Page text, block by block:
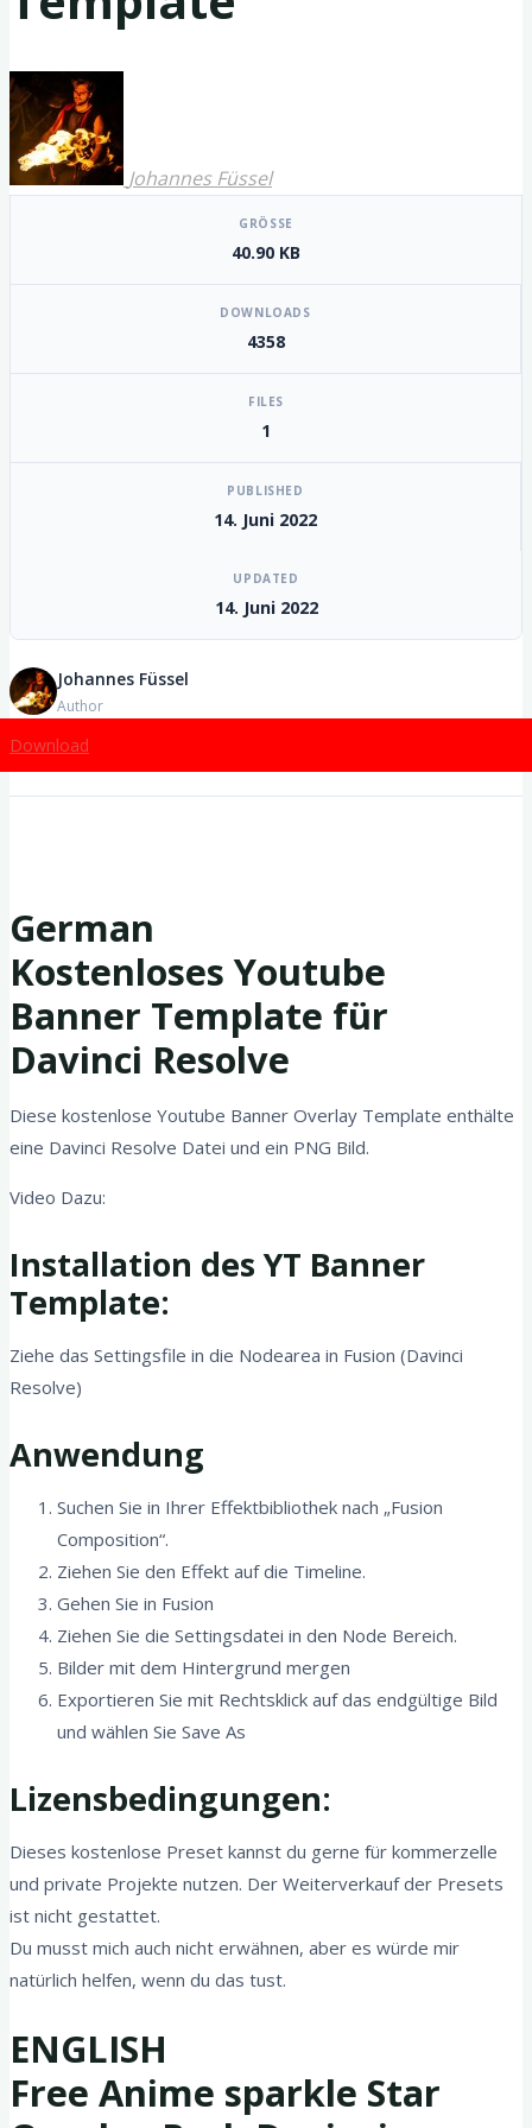
Johannes Füssel
[video_player_1200x800]
GRÖSSE
40.90 KB
DOWNLOADS
4358
FILES
1
PUBLISHED
14. Juni 2022
UPDATED
14. Juni 2022
Johannes Füssel
Author
Download
German
Kostenloses Youtube
Banner Template für
Davinci Resolve
Diese kostenlose Youtube Banner Overlay Template enthälte
eine Davinci Resolve Datei und ein PNG Bild.
Video Dazu:
Installation des YT Banner
Template:
Ziehe das Settingsfile in die Nodearea in Fusion (Davinci
Resolve)
Anwendung
Suchen Sie in Ihrer Effektbibliothek nach „Fusion
Composition“.
Ziehen Sie den Effekt auf die Timeline.
Gehen Sie in Fusion
Ziehen Sie die Settingsdatei in den Node Bereich.
Bilder mit dem Hintergrund mergen
Exportieren Sie mit Rechtsklick auf das endgültige Bild
und wählen Sie Save As
Lizensbedingungen:
Dieses kostenlose Preset kannst du gerne für kommerzelle
und private Projekte nutzen. Der Weiterverkauf der Presets
ist nicht gestattet.
Du musst mich auch nicht erwähnen, aber es würde mir
natürlich helfen, wenn du das tust.
ENGLISH
Free Anime sparkle Star